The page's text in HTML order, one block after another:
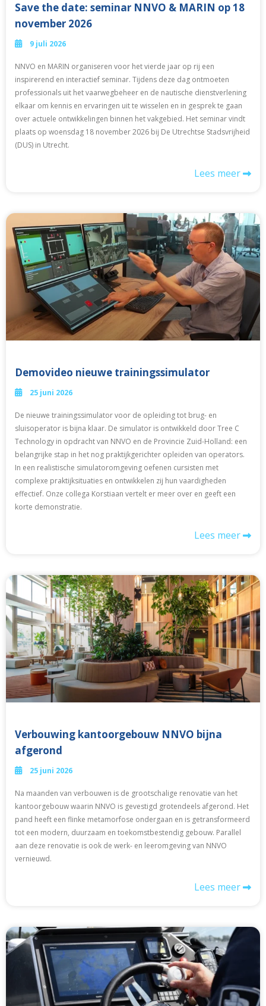
Save the date: seminar NNVO & MARIN op 18
november 2026
9 juli 2026
NNVO en MARIN organiseren voor het vierde jaar op rij een
inspirerend en interactief seminar. Tijdens deze dag ontmoeten
professionals uit het vaarwegbeheer en de nautische dienstverlening
elkaar om kennis en ervaringen uit te wisselen en in gesprek te gaan
over actuele ontwikkelingen binnen het vakgebied. Het seminar vindt
plaats op woensdag 18 november 2026 bij De Utrechtse Stadsvrijheid
(DUS) in Utrecht.
Lees meer
Demovideo nieuwe trainingssimulator
25 juni 2026
De nieuwe trainingssimulator voor de opleiding tot brug- en
sluisoperator is bijna klaar. De simulator is ontwikkeld door Tree C
Technology in opdracht van NNVO en de Provincie Zuid-Holland: een
belangrijke stap in het nog praktijkgerichter opleiden van operators.
In een realistische simulatoromgeving oefenen cursisten met
complexe praktijksituaties en ontwikkelen zij hun vaardigheden
effectief. Onze collega Korstiaan vertelt er meer over en geeft een
korte demonstratie.
Lees meer
Verbouwing kantoorgebouw NNVO bijna
afgerond
25 juni 2026
Na maanden van verbouwen is de grootschalige renovatie van het
kantoorgebouw waarin NNVO is gevestigd grotendeels afgerond. Het
pand heeft een flinke metamorfose ondergaan en is getransformeerd
tot een modern, duurzaam en toekomstbestendig gebouw. Parallel
aan deze renovatie is ook de werk- en leeromgeving van NNVO
vernieuwd.
Lees meer